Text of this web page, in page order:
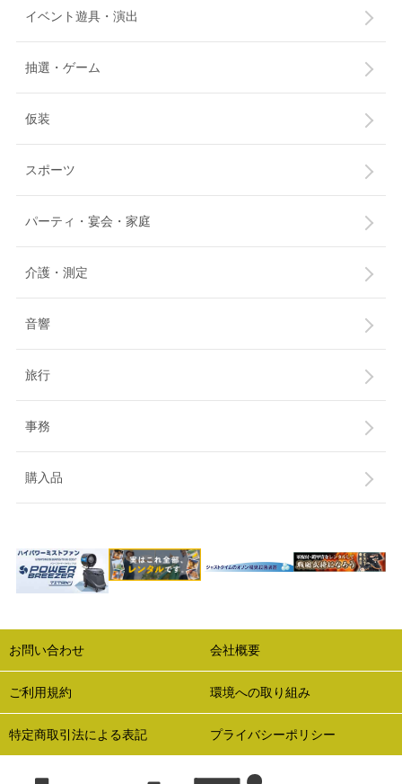
イベント遊具・演出
抽選・ゲーム
仮装
スポーツ
パーティ・宴会・家庭
介護・測定
音響
旅行
事務
購入品
お問い合わせ 会社概要
ご利用規約 環境への取り組み
特定商取引法による表記 プライバシーポリシー